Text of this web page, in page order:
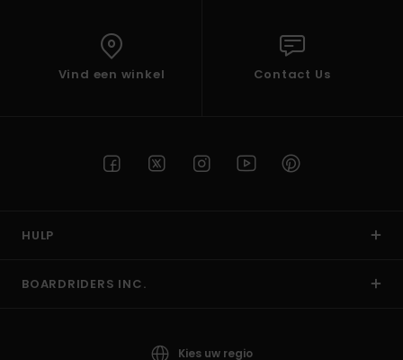
Vind een winkel Contact Us
HULP
BOARDRIDERS INC.
Kies uw regio